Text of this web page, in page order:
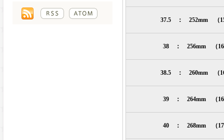
37.5 ： 252mm （
38 ： 256mm （
38.5 ： 260mm （
39 ： 264mm （
40 ： 268mm （